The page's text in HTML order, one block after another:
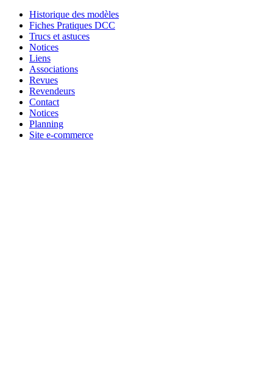
Historique des modèles
Fiches Pratiques DCC
Trucs et astuces
Notices
Liens
Associations
Revues
Revendeurs
Contact
Notices
Planning
Site e-commerce